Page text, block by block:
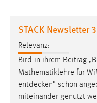
STACK Newsletter
Relevanz:
Bird in ihrem Beitrag
Mathematiklehre für
entdecken“ schon
miteinander genutzt
Performance
Name:
staticfilecache
Zweck:
Für performante
gespeichert, ob